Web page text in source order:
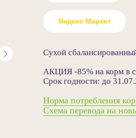
Яндекс Маркет
Сухой
АКЦИЯ -85% на корм в
Срок годности: до
Норма потребления
Схема перевода на